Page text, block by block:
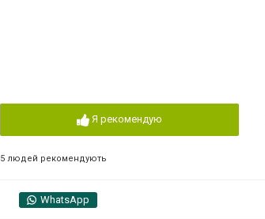
Я рекомендую
5 людей рекомендують
WhatsApp